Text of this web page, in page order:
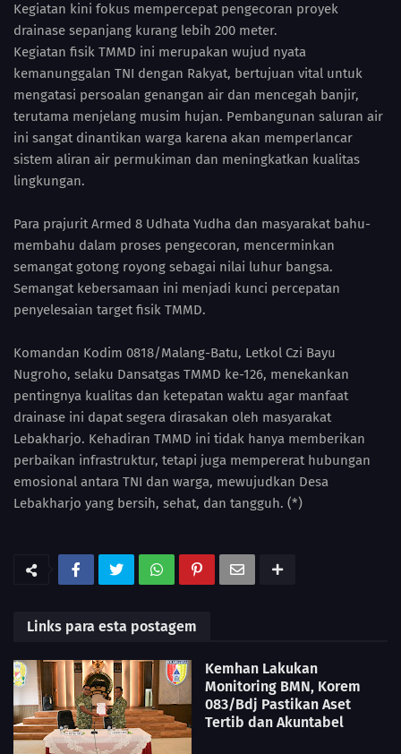
Kegiatan kini fokus mempercepat pengecoran proyek
drainase sepanjang kurang lebih 200 meter.
Kegiatan fisik TMMD ini merupakan wujud nyata
kemanunggalan TNI dengan Rakyat, bertujuan vital untuk
mengatasi persoalan genangan air dan mencegah banjir,
terutama menjelang musim hujan. Pembangunan saluran air
ini sangat dinantikan warga karena akan memperlancar
sistem aliran air permukiman dan meningkatkan kualitas
lingkungan.
Para prajurit Armed 8 Udhata Yudha dan masyarakat bahu-
membahu dalam proses pengecoran, mencerminkan
semangat gotong royong sebagai nilai luhur bangsa.
Semangat kebersamaan ini menjadi kunci percepatan
penyelesaian target fisik TMMD.
Komandan Kodim 0818/Malang-Batu, Letkol Czi Bayu
Nugroho, selaku Dansatgas TMMD ke-126, menekankan
pentingnya kualitas dan ketepatan waktu agar manfaat
drainase ini dapat segera dirasakan oleh masyarakat
Lebakharjo. Kehadiran TMMD ini tidak hanya memberikan
perbaikan infrastruktur, tetapi juga mempererat hubungan
emosional antara TNI dan warga, mewujudkan Desa
Lebakharjo yang bersih, sehat, dan tangguh. (*)
Links para esta postagem
Kemhan Lakukan
Monitoring BMN, Korem
083/Bdj Pastikan Aset
Tertib dan Akuntabel